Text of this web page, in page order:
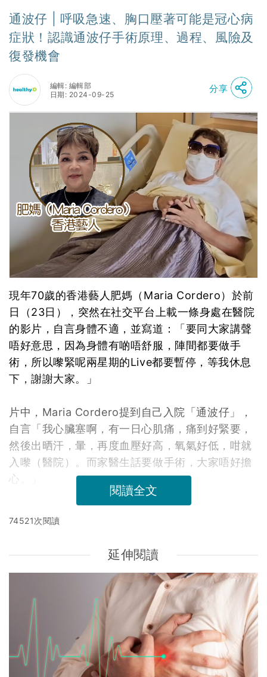
通波仔 | 呼吸急速、胸口壓著可能是冠心病
症狀！認識通波仔手術原理、過程、風險及
復發機會
編輯: 編輯部
日期: 2024-09-25
分享
現年70歲的香港藝人肥媽（Maria Cordero）於前
日（23日），突然在社交平台上載一條身處在醫院
的影片，自言身體不適，並寫道：「要同大家講聲
唔好意思，因為身體有啲唔舒服，陣間都要做手
術，所以嚟緊呢兩星期的Live都要暫停，等我休息
下，謝謝大家。」
片中，Maria Cordero提到自己入院「通波仔」，
自言「我心臟塞啊，有一日心肌痛，痛到好緊要，
然後出晒汗，暈，再度血壓好高，氧氣好低，咁就
入嚟（醫院）。而家醫生話要做手術，大家唔好擔
心。」
閱讀全文
74521次閱讀
延伸閱讀